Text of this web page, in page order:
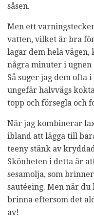
såsen.
Men ett
vatten, vilket är bra
lagar dem hela vägen,
några minuter i
Så suger jag dem ofta
ungefär halvvägs
topp och försegla och
När jag kombinerar
ibland att lägga till
teeny stänk av
Skönheten i detta är
sesamolja, som
sautéeing. Men när
brinna eftersom det
av!